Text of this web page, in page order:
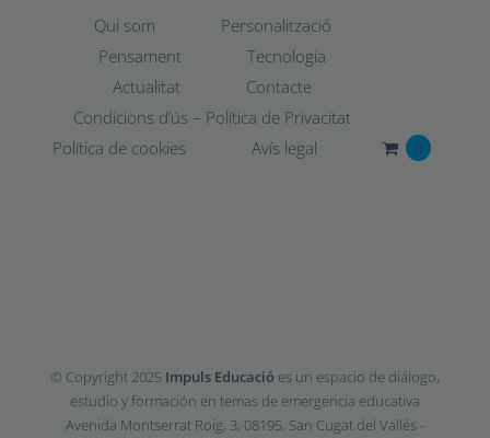
Qui som
Personalització
Pensament
Tecnologia
Actualitat
Contacte
Condicions d’ús – Política de Privacitat
Política de cookies
Avís legal 0
© Copyright 2025 Impuls Educació es un espacio de diálogo,
estudio y formación en temas de emergencia educativa
Avenida Montserrat Roig, 3, 08195, San Cugat del Vallés -